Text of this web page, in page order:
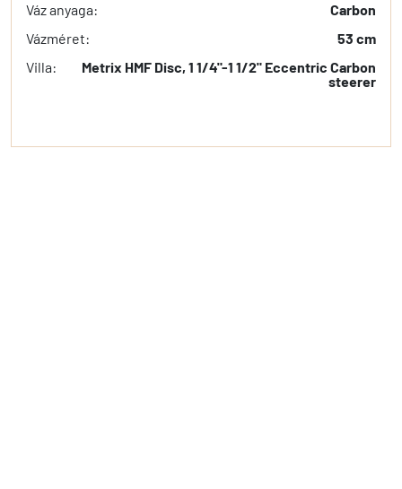
Váz anyaga:
Carbon
Vázméret:
53 cm
Villa:
Metrix HMF Disc, 1 1/4"-1 1/2" Eccentric Carbon
steerer